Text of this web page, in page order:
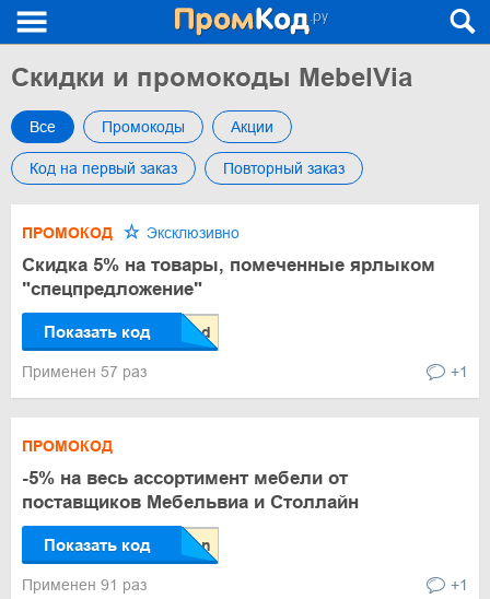
Скидки и промокоды MebelVia
Все Промокоды Акции
Код на первый заказ Повторный заказ
ПРОМОКОД Эксклюзивно
Скидка 5% на товары, помеченные ярлыком
"спецпредложение"
Показать код
Применен 57 раз +1
ПРОМОКОД
-5% на весь ассортимент мебели от
поставщиков Мебельвиа и Столлайн
Показать код
Применен 91 раз +1